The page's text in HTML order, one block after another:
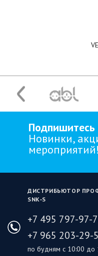
Новинки,
мероприятий!
ДИСТРИБЬЮТОР
SNK‑S
+7 495 797-97-
+7 965 203-29-
по будням с 10:00 до